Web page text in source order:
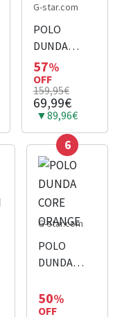
G-star.com
POLO
DUNDA
CORE GRIS
57%
OFF
159,95€
69,99€
▼89,96€
6
G-star.com
POLO
DUNDA
ORANGE
50%
OFF